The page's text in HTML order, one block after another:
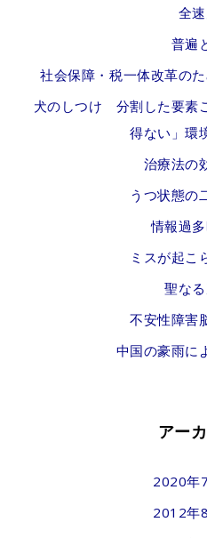
全
普遍
社会保障・税一体改革の
犬のしつけ 分割した要素
得ない」環
治療法の
うつ状態の
情報過
ミスが起こ
聖な
不安性障害
中国の豪雨に
アー
2020年
2012年